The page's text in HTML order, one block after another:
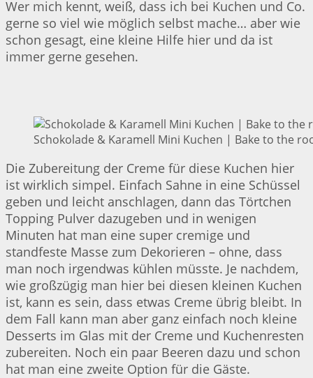
Wer mich kennt, weiß, dass ich bei Kuchen und Co.
gerne so viel wie möglich selbst mache… aber wie
schon gesagt, eine kleine Hilfe hier und da ist
immer gerne gesehen.
Schokolade & Karamell Mini Kuchen | Bake to the
Die Zubereitung der Creme für diese Kuchen hier
ist wirklich simpel. Einfach Sahne in eine Schüssel
geben und leicht anschlagen, dann das Törtchen
Topping Pulver dazugeben und in wenigen
Minuten hat man eine super cremige und
standfeste Masse zum Dekorieren – ohne, dass
man noch irgendwas kühlen müsste. Je nachdem,
wie großzügig man hier bei diesen kleinen Kuchen
ist, kann es sein, dass etwas Creme übrig bleibt. In
dem Fall kann man aber ganz einfach noch kleine
Desserts im Glas mit der Creme und Kuchenresten
zubereiten. Noch ein paar Beeren dazu und schon
hat man eine zweite Option für die Gäste.